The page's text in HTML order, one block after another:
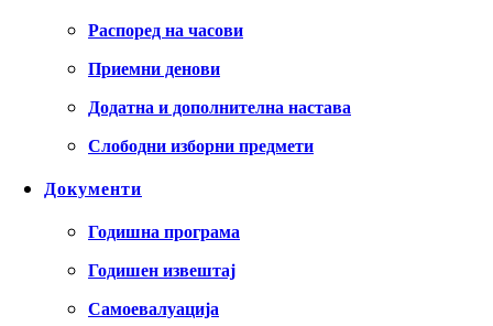
Распоред на часови
Приемни денови
Додатна и дополнителна настава
Слободни изборни предмети
Документи
Годишна програма
Годишен извештај
Самоевалуација